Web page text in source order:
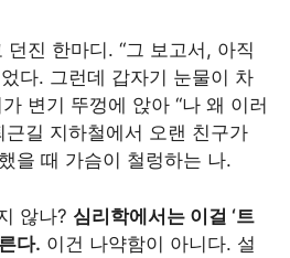
진 한마디. “그 보고서, 아직
다. 그런데 갑자기 눈물이 차
변기 뚜껑에 앉아 “나 왜 이러
근길 지하철에서 오랜 친구가
을 때 가슴이 철렁하는 나.
않나? 심리학에서는 이걸 ‘트
다. 이건 나약함이 아니다. 설